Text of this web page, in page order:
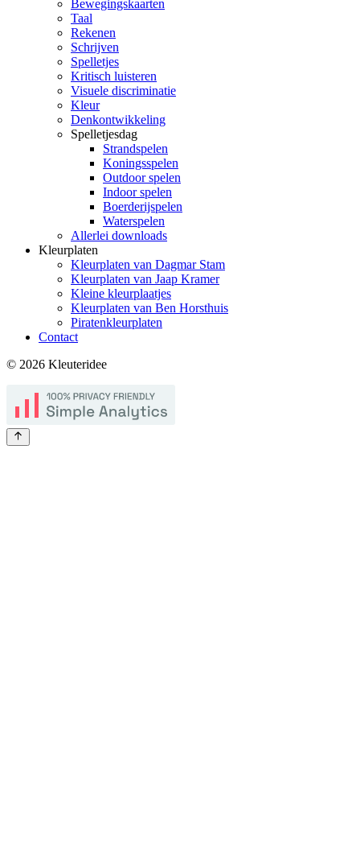
Bewegingskaarten
Taal
Rekenen
Schrijven
Spelletjes
Kritisch luisteren
Visuele discriminatie
Kleur
Denkontwikkeling
Spelletjesdag
Strandspelen
Koningsspelen
Outdoor spelen
Indoor spelen
Boerderijspelen
Waterspelen
Allerlei downloads
Kleurplaten
Kleurplaten van Dagmar Stam
Kleurplaten van Jaap Kramer
Kleine kleurplaatjes
Kleurplaten van Ben Horsthuis
Piratenkleurplaten
Contact
© 2026 Kleuteridee